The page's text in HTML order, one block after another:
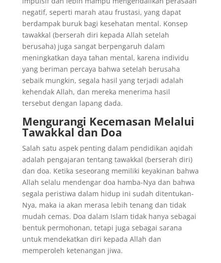
negatif, seperti marah atau frustasi, yang dapat
berdampak buruk bagi kesehatan mental. Konsep
tawakkal (berserah diri kepada Allah setelah
berusaha) juga sangat berpengaruh dalam
meningkatkan daya tahan mental, karena individu
yang beriman percaya bahwa setelah berusaha
sebaik mungkin, segala hasil yang terjadi adalah
kehendak Allah, dan mereka menerima hasil
tersebut dengan lapang dada.
Mengurangi Kecemasan Melalui
Tawakkal dan Doa
Salah satu aspek penting dalam pendidikan aqidah
adalah pengajaran tentang tawakkal (berserah diri)
dan doa. Ketika seseorang memiliki keyakinan bahwa
Allah selalu mendengar doa hamba-Nya dan bahwa
segala peristiwa dalam hidup ini sudah ditentukan-
Nya, maka ia akan merasa lebih tenang dan tidak
mudah cemas. Doa dalam Islam tidak hanya sebagai
bentuk permohonan, tetapi juga sebagai sarana
untuk mendekatkan diri kepada Allah dan
memperoleh ketenangan jiwa.